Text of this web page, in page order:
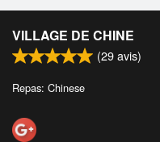
VILLAGE DE CHINE
(29avis)
Repas: Chinese